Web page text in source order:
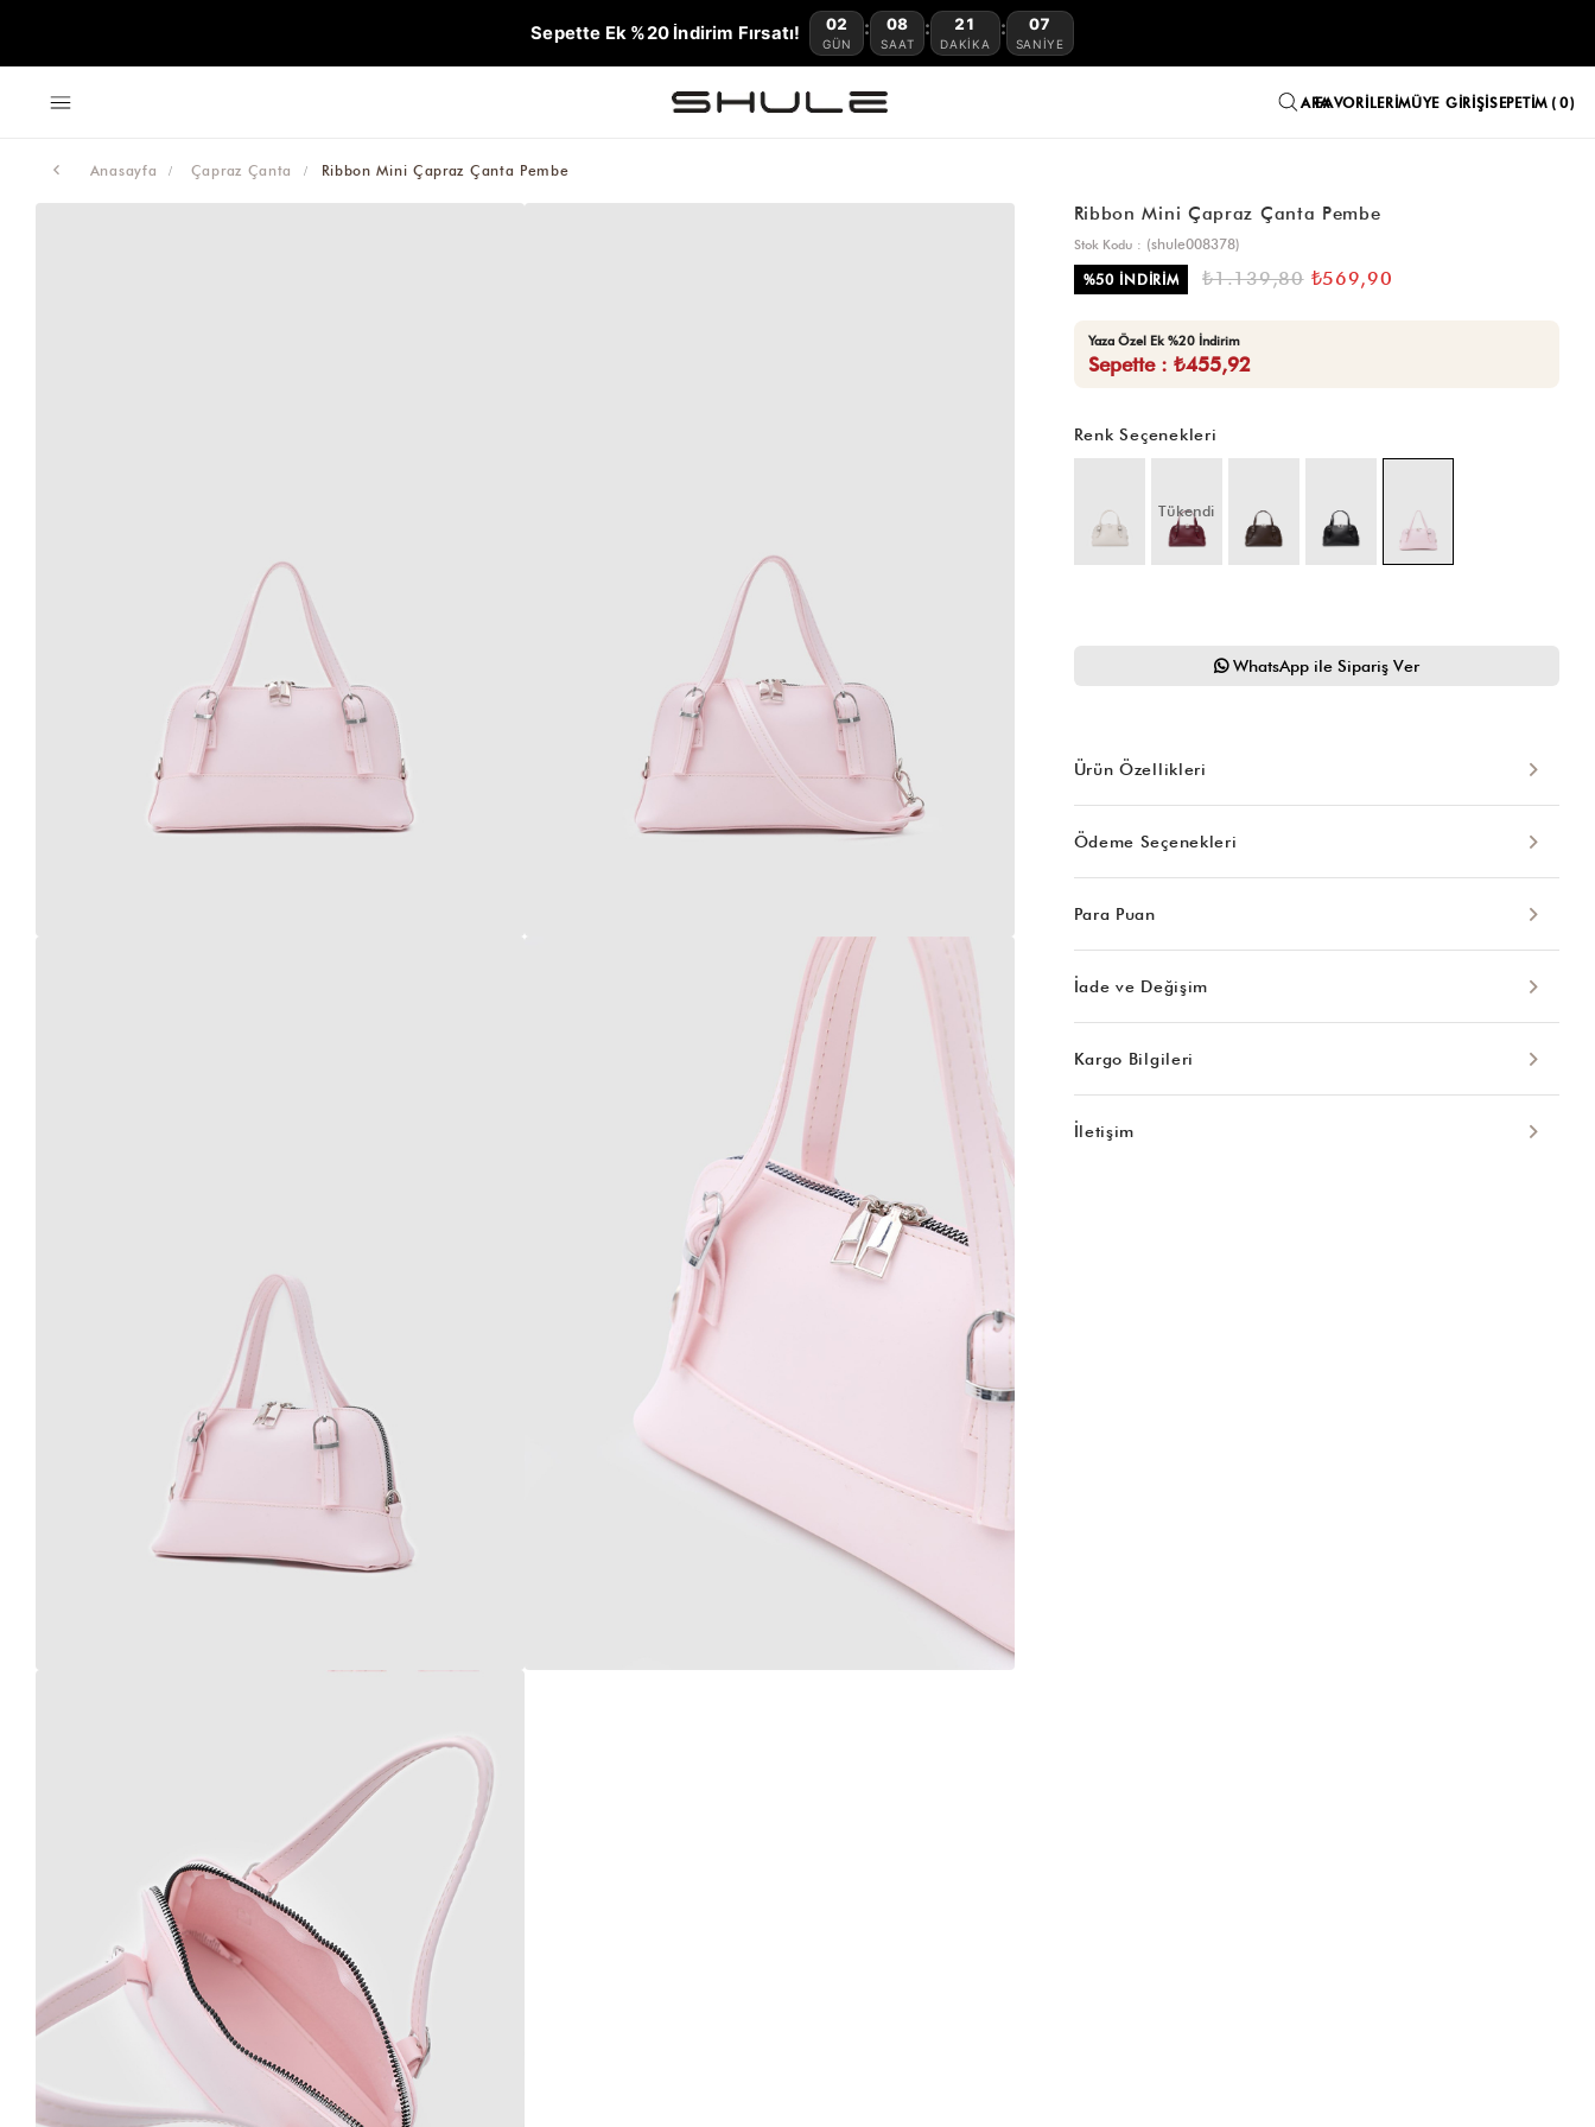
Sepette Ek %20 İndirim Fırsatı! 02
GÜN
: 08
SAAT
: 21
DAKIKA
: 06
SANIYE
FAVORILERIMÜYE GIRIŞISEPETIM 0
Anasayfa Çapraz Çanta Ribbon Mini Çapraz Çanta Pembe
Ribbon Mini Çapraz Çanta Pembe
Stok Kodu
(shule008378)
%50İNDIRIM ₺1.139,80 ₺569,90
Yaza Özel Ek %20 İndirim
Sepette : ₺455,92
Renk Seçenekleri
Tükendi
WhatsApp ile Sipariş Ver
Ürün Özellikleri
Ödeme Seçenekleri
Para Puan
İade ve Değişim
Kargo Bilgileri
İletişim